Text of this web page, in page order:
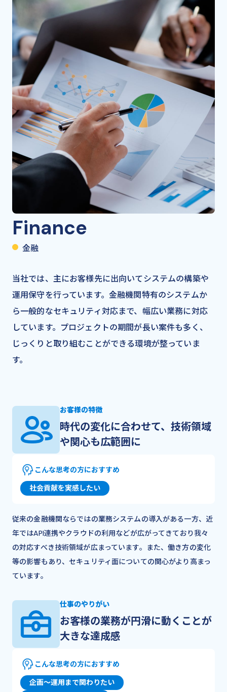
Finance
金融
当社では、主にお客様先に出向いてシステムの構築や
運用保守を行っています。金融機関特有のシステムか
ら一般的なセキュリティ対応まで、幅広い業務に対応
しています。プロジェクトの期間が長い案件も多く、
じっくりと取り組むことができる環境が整っていま
す。
お客様の特徴
時代の変化に合わせて、技術領域
や関心も広範囲に
こんな思考の方におすすめ
社会貢献を実感したい
従来の金融機関ならではの業務システムの導入がある一方、近
年ではAPI連携やクラウドの利用などが広がってきており我々
の対応すべき技術領域が広まっています。また、働き方の変化
等の影響もあり、セキュリティ面についての関心がより高まっ
ています。
仕事のやりがい
お客様の業務が円滑に動くことが
大きな達成感
こんな思考の方におすすめ
企画～運用まで関わりたい